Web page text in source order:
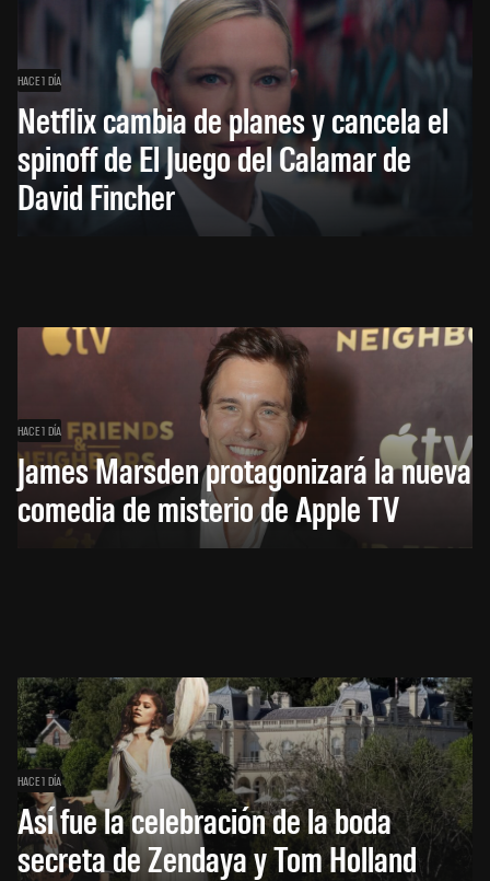
HACE 1 DÍA
Netflix cambia de planes y cancela el
spinoff de El Juego del Calamar de
David Fincher
HACE 1 DÍA
James Marsden protagonizará la nueva
comedia de misterio de Apple TV
HACE 1 DÍA
Así fue la celebración de la boda
secreta de Zendaya y Tom Holland